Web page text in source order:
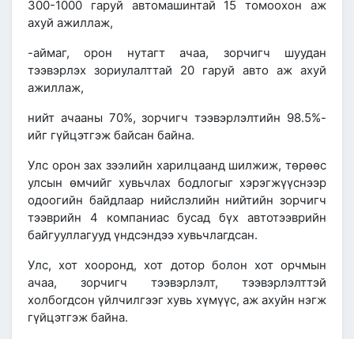
300-1000 гаруй автомашинтай 15 томоохон аж
ахуй ажиллаж,
-аймаг, орон нутагт ачаа, зорчигч шуудан
тээвэрлэх зориулалттай 20 гаруй авто аж ахуй
ажиллаж,
нийт ачааны 70%, зорчигч тээвэрлэлтийн 98.5%-
ийг гүйцэтгэж байсан байна.
Улс орон зах зээлийн харилцаанд шилжиж, төрөөс
улсын өмчийг хувьчлах бодлогыг хэрэгжүүснээр
одоогийн байдлаар нийслэлийн нийтийн зорчигч
тээврийн 4 компаниас бусад бүх автотээврийн
байгууллагууд үндсэндээ хувьчлагдсан.
Улс, хот хооронд, хот дотор болон хот орчмын
ачаа, зорчигч тээвэрлэлт, тээвэрлэлттэй
холбогдсон үйлчилгээг хувь хүмүүс, аж ахуйн нэгж
гүйцэтгэж байна.